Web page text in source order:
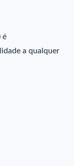
é
a qualquer